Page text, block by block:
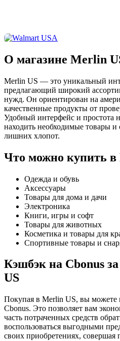
О магазине Merlin
Merlin US — это уникальный
предлагающий широкий
нужд. Он ориентирован на
качественные продукты от
Удобный интерфейс и простота
находить необходимые товары и
лишних хлопот.
Что можно купить
Одежда и обувь
Аксессуары
Товары для дома и дачи
Электроника
Книги, игры и софт
Товары для животных
Косметика и товары для
Спортивные товары и
Кэшбэк на Cbonus
US
Покупая в Merlin US, вы можете
Cbonus. Это позволяет вам
часть потраченных средств
воспользоваться выгодными
своих приобретениях, совершая